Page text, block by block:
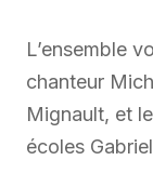
L’ensemble
chanteur
Mignault, et
écoles